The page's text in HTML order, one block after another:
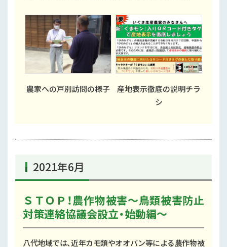
農家への戸別訪問の様子
産地表示徹底の説明チラ
シ
2021年6月
ＳＴＯＰ！農作物被害～鳥類被害防止
対策連絡協議会設立・始動編～
八代地域では、近年カモ類やオオバン等による農作物被